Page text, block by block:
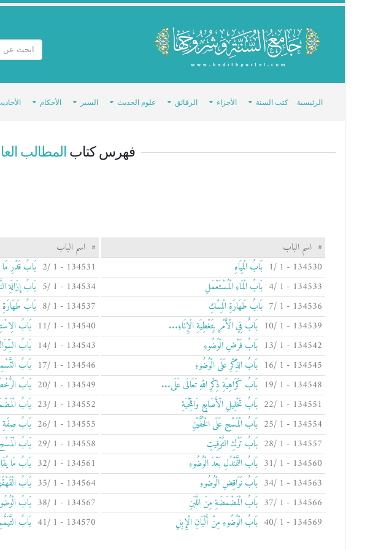
الرئيسية كتب السنة الأجزاء الرقائق علوم الحديث السير الأحكام
فهرس كتاب المطالب
# اسم الباب # اسم الباب
134530 - 1 /1
بَابُ الْمِيَاهِ 134531 - 1 /2 بَابُ قَدْرِ
134533 - 1 /4
بَابُ الْمَاءِ الْمُسْتَعْمَلِ 134534 - 1 /5 بَابُ إِزَالَةِ
134536 - 1 /7
بَابُ طَهَارَةِ الْمِسْكِ 134537 - 1 /8 بَابُ طَهَارَةِ
134539 - 1 /10
بَابٌ فِي الْأَمْرِ بِتَغْطِيَةِ الْإِنَاءِ... 134540 - 1 /11 بَابُ
134542 - 1 /13
بَابُ فَرْضِ الْوُضُوءِ 134543 - 1 /14 بَابُ
134545 - 1 /16
بَابُ الذِّكْرِ عَلَى الْوُضُوءِ 134546 - 1 /17 بَابُ
134548 - 1 /19
بَابُ كَرَاهِيَةِ ذِكْرِ اللَّهِ تَعَالَى عَلَى... 134549 - 1 /20 بَابُ
134551 - 1 /22
بَابُ تَخْلِيلِ الْأَصَابِعِ وَاللِّحْيَةِ 134552 - 1 /23 بَابُ
134554 - 1 /25
بَابُ الْمَسْحِ عَلَى الْخُفَّيْنِ 134555 - 1 /26 بَابُ صِفَةِ
134557 - 1 /28
بَابُ تَرْكِ التَّوْقِيتِ 134558 - 1 /29 بَابُ
134560 - 1 /31
بَابُ التَّمَنْدُلِ بَعْدَ الْوُضُوءِ 134561 - 1 /32 بَابُ مَا
134563 - 1 /34
بَابُ نَوَاقِضِ الْوُضُوءِ 134564 - 1 /35 بَابُ
134566 - 1 /37
بَابُ الْمَضْمَضَةِ مِنَ اللَّبَنِ 134567 - 1 /38 بَابُ
134569 - 1 /40
بَابُ الْوُضُوءِ مِنْ أَلْبَانِ الْإِبِلِ 134570 - 1 /41 بَابُ